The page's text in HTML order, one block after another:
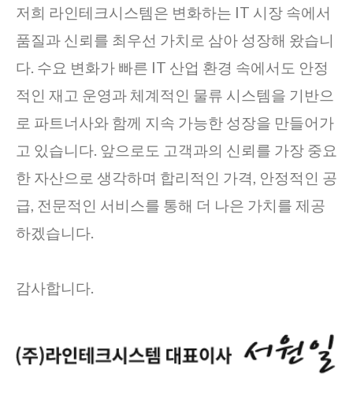
저희 라인테크시스템은 변화하는 IT 시장 속에서
품질과 신뢰를 최우선 가치로 삼아 성장해 왔습니
다. 수요 변화가 빠른 IT 산업 환경 속에서도 안정
적인 재고 운영과 체계적인 물류 시스템을 기반으
로 파트너사와 함께 지속 가능한 성장을 만들어가
고 있습니다. 앞으로도 고객과의 신뢰를 가장 중요
한 자산으로 생각하며 합리적인 가격, 안정적인 공
급, 전문적인 서비스를 통해 더 나은 가치를 제공
하겠습니다.
감사합니다.